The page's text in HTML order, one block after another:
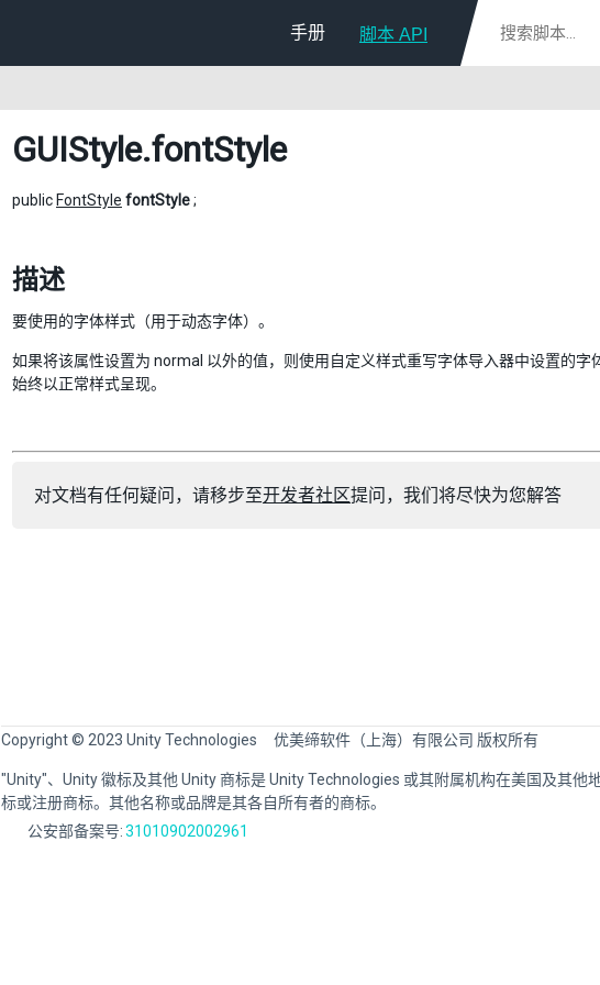
手册 脚本 API
GUIStyle.fontStyle
public FontStyle fontStyle;
描述
要使用的字体样式（用于动态字体）。
如果将该属性设置为 normal 以外的值，则使用自定义样式重写字体导入器中设置的
始终以正常样式呈现。
对文档有任何疑问，请移步至开发者社区提问，我们将尽快为您解答
Copyright © 2023 Unity Technologies 优美缔软件（上海）有限公司 版权所有
"Unity"、Unity 徽标及其他 Unity 商标是 Unity Technologies 或其附属机构在美国及其他
标或注册商标。其他名称或品牌是其各自所有者的商标。
公安部备案号:31010902002961